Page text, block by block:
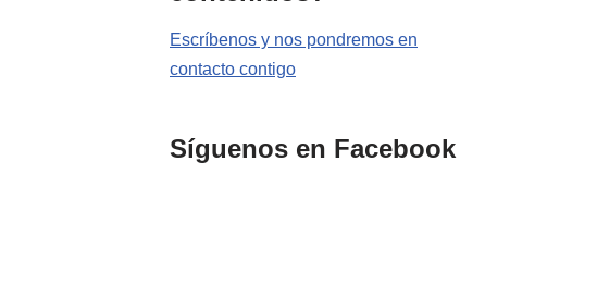
Escríbenos y nos pondremos en
contacto contigo
Síguenos en Facebook